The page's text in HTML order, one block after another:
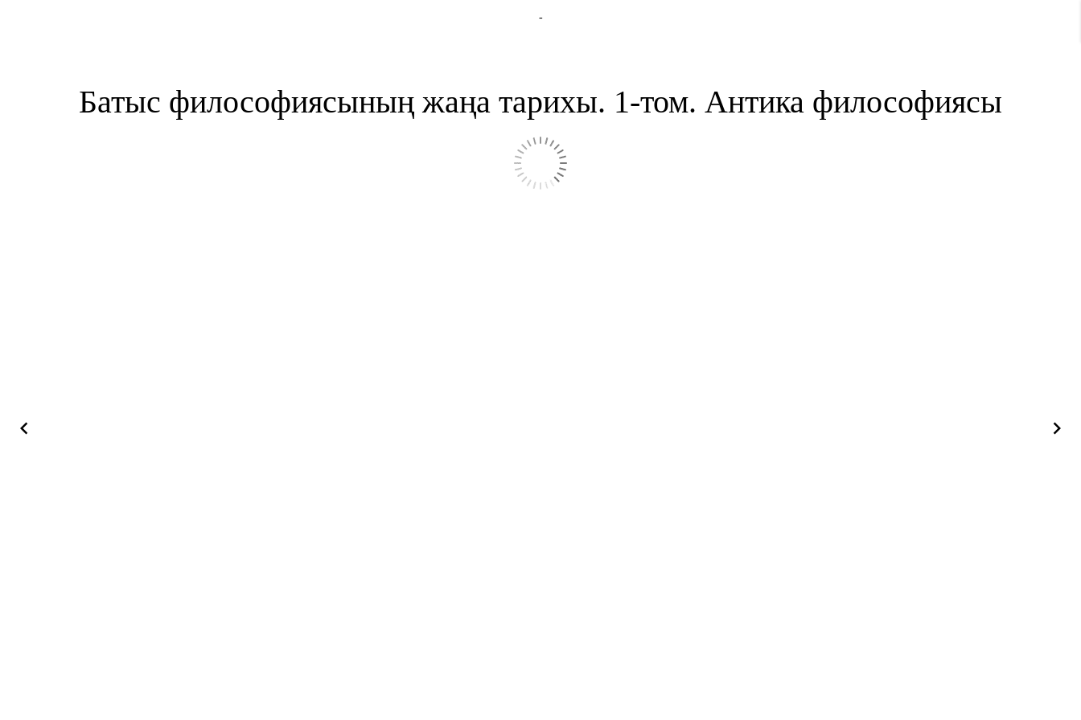
-
chevron_left chevron_right
Батыс философиясының жаңа тарихы. 1-том. Антика философиясы